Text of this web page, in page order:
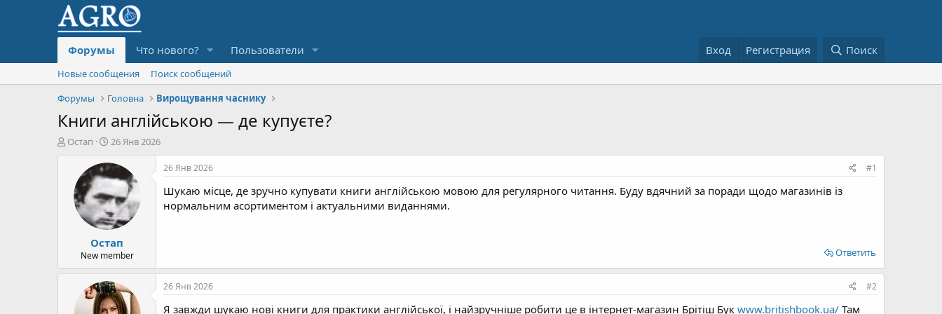
Форумы Что нового? Пользователи Вход Регистрация Поиск
Новые сообщения
Поиск сообщений
Форумы
Головна Вирощування часнику
Книги англійською — де купуєте?
А
Остап
Д
т
а
н
а
ч
а
л
а
26 Янв 2026
Остап
New member
26 Янв 2026 #1
Шукаю місце, де зручно купувати книги англійською мовою для регулярного читання. Буду вдячний за поради щодо магазинів із
нормальним асортиментом і актуальними виданнями.
Ответить
26 Янв 2026 #2
Я завжди шукаю нові книги для практики англійської, і найзручніше робити це в інтернет-магазин Брітіш Бук www.britishbook.ua/ Там